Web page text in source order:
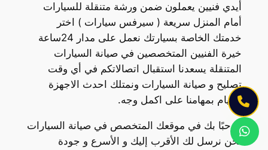
أيدي فنيين يعملون ضمن ورشة متنقلة للسيارات
أمام المنزل سريعة ( سيرفس سيارات ) اختر
خدمتك الخاصة بسيارتك نعمل على مدار 24ساعة
خيرة الفنيين المتخصصين في صيانة السيارات
المتنقلة يسعدنا استقبال اتصالاتكم في أي وقت
تصليح و صيانة السيارات ونمتلك احدث الاجهزة
للقيام بمهامنا على اكمل وجه.
مرحبًا بك في موقعك المتخصص في صيانة السيارات
نحن نرسل لك الأقرب إليك و الأسرع و جودة